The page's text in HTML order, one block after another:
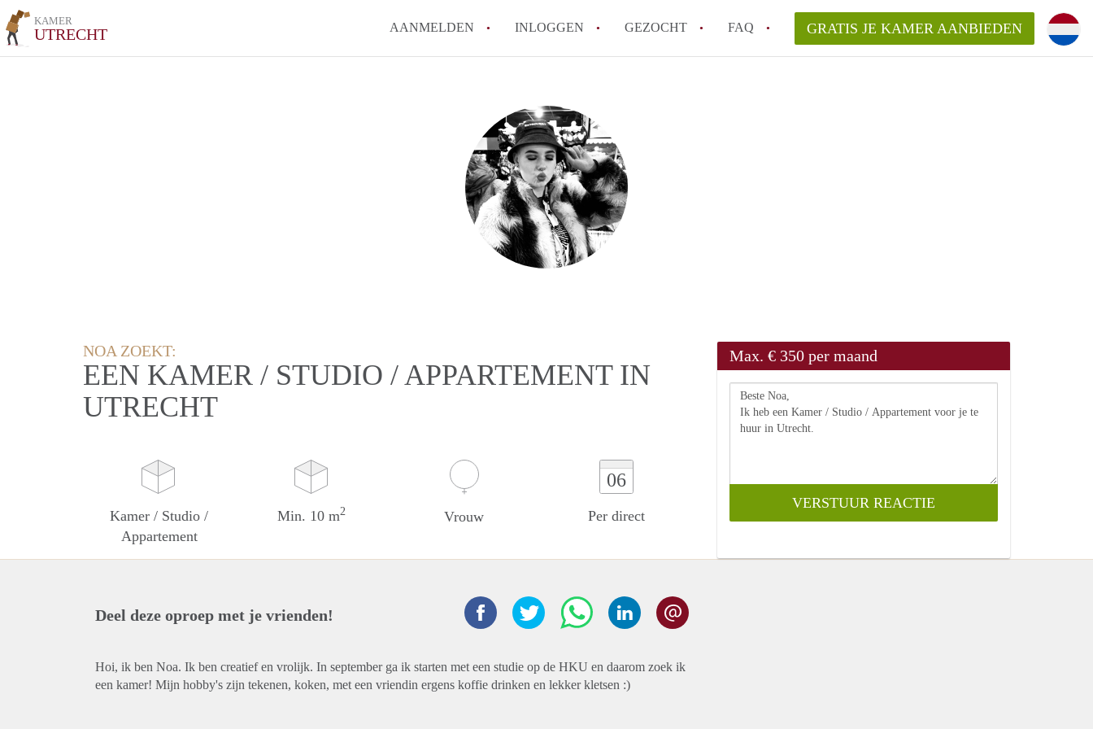
KAMER
UTRECHT AANMELDEN INLOGGEN GEZOCHT FAQ
Tips: om in Utrecht een kamer te vinden!
Hoe werkt Kamers Utrecht
How to translate KamersUtrecht!
Alle veelgestelde vragen
GRATIS JE KAMER AANBIEDEN
NOA ZOEKT:
EEN KAMER / STUDIO / APPARTEMENT IN
UTRECHT
Kamer / Studio /
Appartement
Min. 10 m2 Vrouw
06
Per direct
Max. € 350 per maand
Deel deze oproep met je vrienden!
Hoi, ik ben Noa. Ik ben creatief en vrolijk. In september ga ik starten met een studie op de HKU en daarom zoek ik
een kamer! Mijn hobby's zijn tekenen, koken, met een vriendin ergens koffie drinken en lekker kletsen :)